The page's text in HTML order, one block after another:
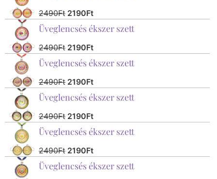
2490Ft 2190Ft
Üveglencsés ékszer szett
2490Ft 2190Ft
Üveglencsés ékszer szett
2490Ft 2190Ft
Üveglencsés ékszer szett
2490Ft 2190Ft
Üveglencsés ékszer szett
2490Ft 2190Ft
Üveglencsés ékszer szett